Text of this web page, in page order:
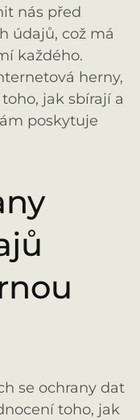
nás před
údajů, což má
každého.
herny,
jak sbírají a
poskytuje
se ochrany dat
toho, jak